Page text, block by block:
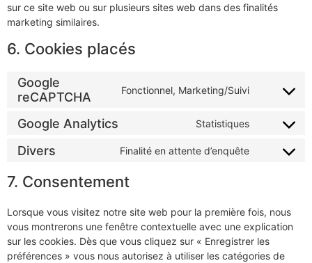
sur ce site web ou sur plusieurs sites web dans des finalités
marketing similaires.
6. Cookies placés
Google
reCAPTCHA
Fonctionnel, Marketing/Suivi
Google Analytics Statistiques
Divers Finalité en attente d’enquête
7. Consentement
Lorsque vous visitez notre site web pour la première fois, nous
vous montrerons une fenêtre contextuelle avec une explication
sur les cookies. Dès que vous cliquez sur « Enregistrer les
préférences » vous nous autorisez à utiliser les catégories de